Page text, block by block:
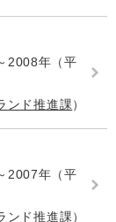
2008年（平
ンド推進課
2007年（平
ンド推進課